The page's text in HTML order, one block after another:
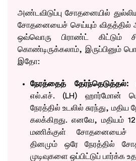
அண்டவிடுப்பு சோதனையில்
சோதனையைச் செய்யும்
ஒவ்வொரு பிராண்ட் கிட்டும்
கொண்டிருக்கலாம், இருப்பினும்
இதோ:
நேரத்தைத் தேர்ந்தெடுத்தல்:
எல்.எச். (LH) ஹார்மோன்
நேரத்தில் உடலில் சுரந்து, மதிய
கலக்கிறது. எனவே, மதியம்
மணிக்குள் சோதனையைச்
தினமும் ஒரே நேரத்தில்
முடிவுகளை ஒப்பிட்டுப் பார்க்க